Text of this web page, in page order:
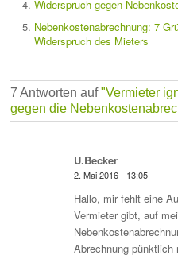
Widerspruch gegen
Nebenkostenabrechnung: 7
Widerspruch des Mieters
7 Antworten auf"Vermieter
gegen die
U.Becker
2. Mai 2016 - 13:05
Hallo, mir fehlt eine
Vermieter gibt, auf
Abrechnung pünktlich